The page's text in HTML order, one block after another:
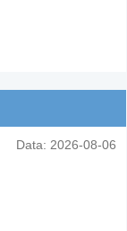
Data: 2026-08-06